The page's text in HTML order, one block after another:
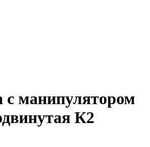
манипулятором
К2